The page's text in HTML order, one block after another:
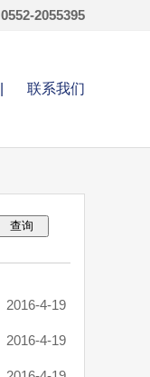
0552-2055395
联系我们
2016-4-19
2016-4-19